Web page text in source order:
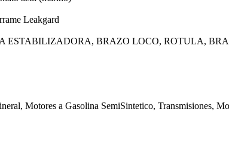
Leakgard
ESTABILIZADORA, BRAZO LOCO, ROTULA,
Motores a Gasolina SemiSintetico, Transmisiones,